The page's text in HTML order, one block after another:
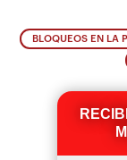
BLOQUEOS EN LA